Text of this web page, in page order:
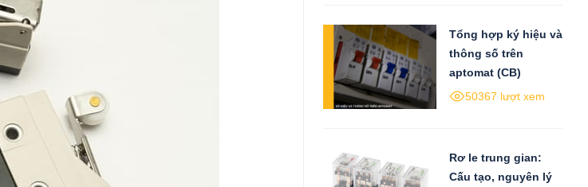
Tổng hợp ký hiệu và
thông số trên
aptomat (CB)
50367 lượt xem
Rơ le trung gian:
Cấu tạo, nguyên lý